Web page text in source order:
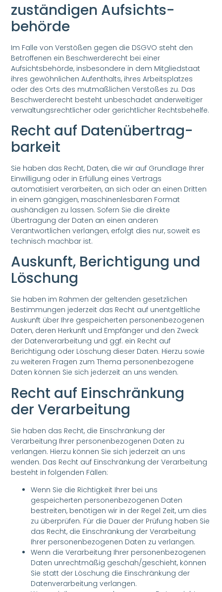
zuständigen Aufsichts­
behörde
Im Falle von Verstößen gegen die DSGVO steht den
Betroffenen ein Beschwerderecht bei einer
Aufsichtsbehörde, insbesondere in dem Mitgliedstaat
ihres gewöhnlichen Aufenthalts, ihres Arbeitsplatzes
oder des Orts des mutmaßlichen Verstoßes zu. Das
Beschwerderecht besteht unbeschadet anderweitiger
verwaltungsrechtlicher oder gerichtlicher Rechtsbehelfe.
Recht auf Daten­übertrag­
barkeit
Sie haben das Recht, Daten, die wir auf Grundlage Ihrer
Einwilligung oder in Erfüllung eines Vertrags
automatisiert verarbeiten, an sich oder an einen Dritten
in einem gängigen, maschinenlesbaren Format
aushändigen zu lassen. Sofern Sie die direkte
Übertragung der Daten an einen anderen
Verantwortlichen verlangen, erfolgt dies nur, soweit es
technisch machbar ist.
Auskunft, Berichtigung und
Löschung
Sie haben im Rahmen der geltenden gesetzlichen
Bestimmungen jederzeit das Recht auf unentgeltliche
Auskunft über Ihre gespeicherten personenbezogenen
Daten, deren Herkunft und Empfänger und den Zweck
der Datenverarbeitung und ggf. ein Recht auf
Berichtigung oder Löschung dieser Daten. Hierzu sowie
zu weiteren Fragen zum Thema personenbezogene
Daten können Sie sich jederzeit an uns wenden.
Recht auf Einschränkung
der Verarbeitung
Sie haben das Recht, die Einschränkung der
Verarbeitung Ihrer personenbezogenen Daten zu
verlangen. Hierzu können Sie sich jederzeit an uns
wenden. Das Recht auf Einschränkung der Verarbeitung
besteht in folgenden Fällen:
Wenn Sie die Richtigkeit Ihrer bei uns
gespeicherten personenbezogenen Daten
bestreiten, benötigen wir in der Regel Zeit, um dies
zu überprüfen. Für die Dauer der Prüfung haben Sie
das Recht, die Einschränkung der Verarbeitung
Ihrer personenbezogenen Daten zu verlangen.
Wenn die Verarbeitung Ihrer personenbezogenen
Daten unrechtmäßig geschah/geschieht, können
Sie statt der Löschung die Einschränkung der
Datenverarbeitung verlangen.